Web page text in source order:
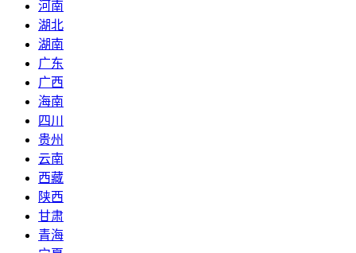
河南
湖北
湖南
广东
广西
海南
四川
贵州
云南
西藏
陕西
甘肃
青海